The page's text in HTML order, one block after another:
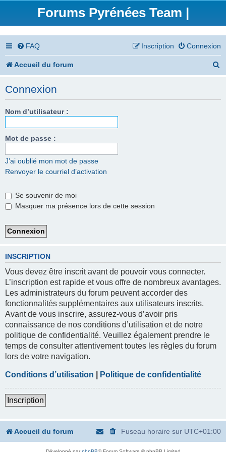
Forums Pyrénées Team |
FAQ Connexion
Inscription
Accueil du forum
Connexion
Nom d’utilisateur :
Mot de passe :
J’ai oublié mon mot de passe
Renvoyer le courriel d’activation
Se souvenir de moi
Masquer ma présence lors de cette session
INSCRIPTION
Vous devez être inscrit avant de pouvoir vous connecter.
L’inscription est rapide et vous offre de nombreux avantages.
Les administrateurs du forum peuvent accorder des
fonctionnalités supplémentaires aux utilisateurs inscrits.
Avant de vous inscrire, assurez-vous d’avoir pris
connaissance de nos conditions d’utilisation et de notre
politique de confidentialité. Veuillez également prendre le
temps de consulter attentivement toutes les règles du forum
lors de votre navigation.
Conditions d’utilisation Politique de confidentialité
Inscription
Accueil du forum Fuseau horaire sur UTC+01:00